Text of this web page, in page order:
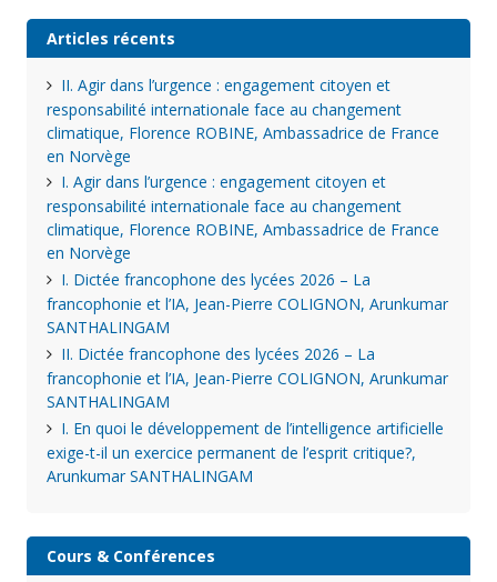
Articles récents
II. Agir dans l’urgence : engagement citoyen et
responsabilité internationale face au changement
climatique, Florence ROBINE, Ambassadrice de France
en Norvège
I. Agir dans l’urgence : engagement citoyen et
responsabilité internationale face au changement
climatique, Florence ROBINE, Ambassadrice de France
en Norvège
I. Dictée francophone des lycées 2026 – La
francophonie et l’IA, Jean-Pierre COLIGNON, Arunkumar
SANTHALINGAM
II. Dictée francophone des lycées 2026 – La
francophonie et l’IA, Jean-Pierre COLIGNON, Arunkumar
SANTHALINGAM
I. En quoi le développement de l’intelligence artificielle
exige-t-il un exercice permanent de l’esprit critique?,
Arunkumar SANTHALINGAM
Cours & Conférences